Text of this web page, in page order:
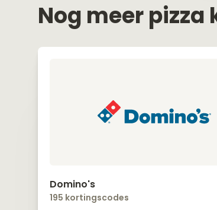
Nog meer
Domino's
195 kortingscodes